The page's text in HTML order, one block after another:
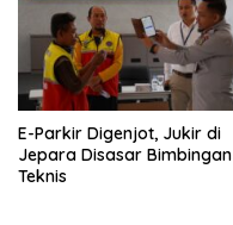
E-Parkir Digenjot, Jukir di
Jepara Disasar Bimbingan
Teknis